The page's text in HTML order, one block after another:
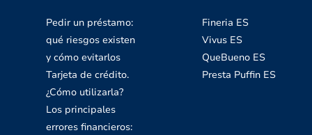
Pedir un préstamo:
qué riesgos existen
y cómo evitarlos
Tarjeta de crédito.
¿Cómo utilizarla?
Los principales
errores financieros:
Fineria ES
Vivus ES
QueBueno ES
Presta Puffin ES